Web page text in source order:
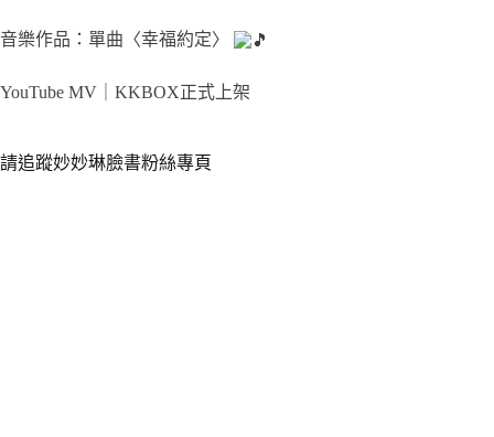
音樂作品：單曲〈幸福約定〉
YouTube MV｜ KKBOX正式上架
請追蹤妙妙琳臉書粉絲專頁